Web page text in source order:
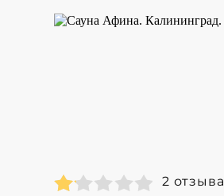
2 отзыва